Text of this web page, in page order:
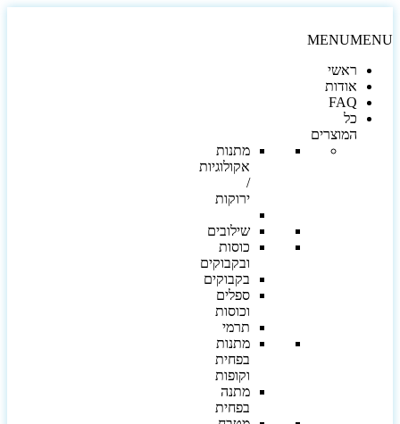
MENU
ראשי
אודות
FAQ
כל
המוצרים
מתנות
אקולוגיות
ירוקות
שילובים
כוסות
ובקבוקים
בקבוקים
ספלים
וכוסות
תרמי
מתנות
בפחית
וקופות
מתנה
בפחית